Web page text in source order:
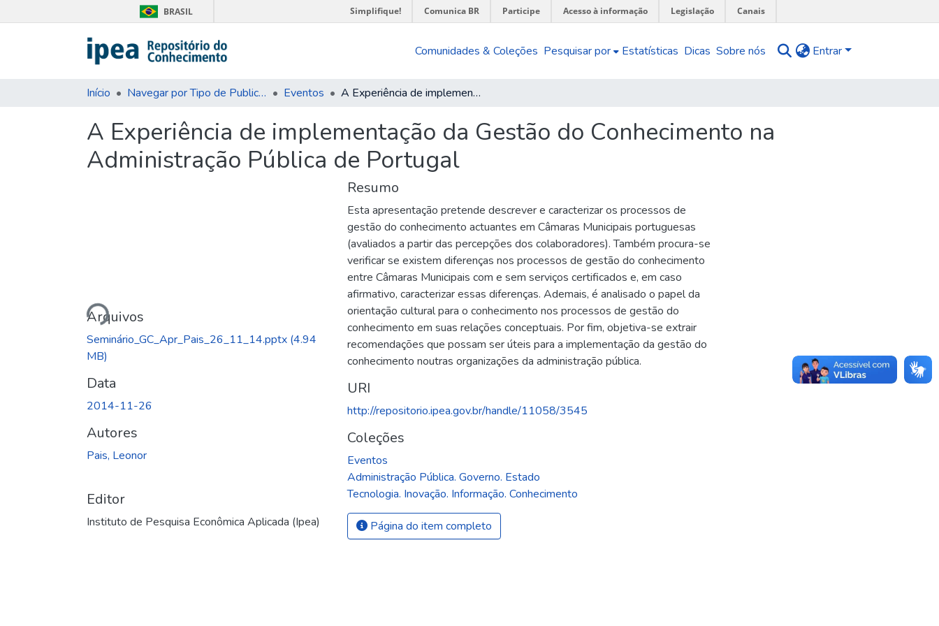
BRASIL Simplifique! Comunica BR Participe Acesso à informação Legislação Canais
Comunidades & Coleções Pesquisar por Estatísticas Dicas Sobre nós Entrar
Início Navegar por Tipo de Publicação Eventos A Experiência de implementação da Gestão do Conhecimento na Administração Pública de Portugal
A Experiência de implementação da Gestão do Conhecimento na
Administração Pública de Portugal
Carregando...
Arquivos
Seminário_GC_Apr_Pais_26_11_14.pptx (4.94
MB)
Data
2014-11-26
Autores
Pais, Leonor
Editor
Instituto de Pesquisa Econômica Aplicada (Ipea)
Resumo
Esta apresentação pretende descrever e caracterizar os processos de
gestão do conhecimento actuantes em Câmaras Municipais portuguesas
(avaliados a partir das percepções dos colaboradores). Também procura-se
verificar se existem diferenças nos processos de gestão do conhecimento
entre Câmaras Municipais com e sem serviços certificados e, em caso
afirmativo, caracterizar essas diferenças. Ademais, é analisado o papel da
orientação cultural para o conhecimento nos processos de gestão do
conhecimento em suas relações conceptuais. Por fim, objetiva-se extrair
recomendações que possam ser úteis para a implementação da gestão do
conhecimento noutras organizações da administração pública.
URI
http://repositorio.ipea.gov.br/handle/11058/3545
Coleções
Eventos
Administração Pública. Governo. Estado
Tecnologia. Inovação. Informação. Conhecimento
Página do item completo